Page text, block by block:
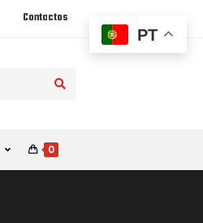
Contactos
0
PT